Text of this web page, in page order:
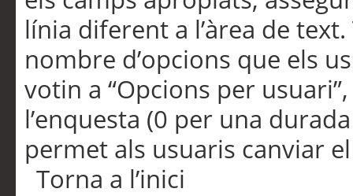
línia diferent a l’àrea de
nombre d’opcions que els
votin a “Opcions per
l’enquesta (0 per una
permet als usuaris canviar
Torna a l’inici